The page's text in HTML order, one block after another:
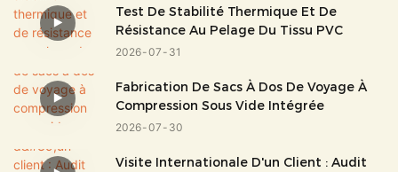
Test De Stabilité Thermique Et De
Résistance Au Pelage Du Tissu PVC
2026 07 31
Fabrication De Sacs À Dos De Voyage À
Compression Sous Vide Intégrée
2026 07 30
Visite Internationale D'un Client : Audit